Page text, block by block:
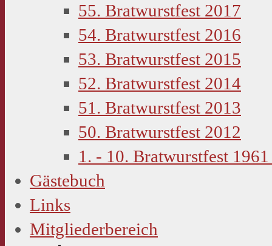
55. Bratwurstfest 2017
54. Bratwurstfest 2016
53. Bratwurstfest 2015
52. Bratwurstfest 2014
51. Bratwurstfest 2013
50. Bratwurstfest 2012
1. - 10. Bratwurstfest
Gästebuch
Links
Mitgliederbereich